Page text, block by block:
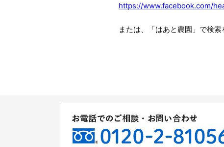
https://www.facebook.com/
または、「はあと農園」で検索